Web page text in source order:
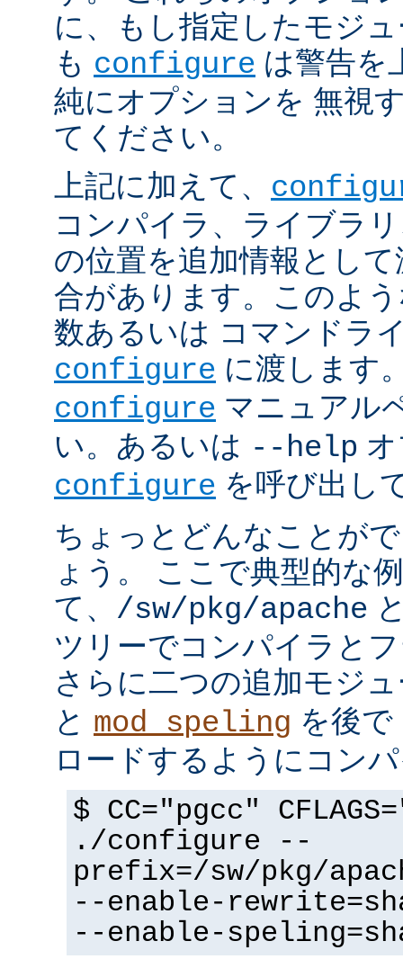
に、もし指定したモジ
も configure は警告を
純にオプションを 無視
てください。
上記に加えて、
コンパイラ、ライブラ
の位置を追加情報とし
合があります。このよ
数あるいは コマンドラ
configure に渡します
configure マニュアル
い。あるいは --help
configure を呼び出し
ちょっとどんなことが
ょう。 ここで典型的な
て、 /sw/pkg/apache
ツリーでコンパイラと
さらに二つの追加モジ
と mod_speling を後
ロードするようにコン
$ CC="pgcc"
./configure --
prefix=/sw/pkg/
--enable-
--enable-